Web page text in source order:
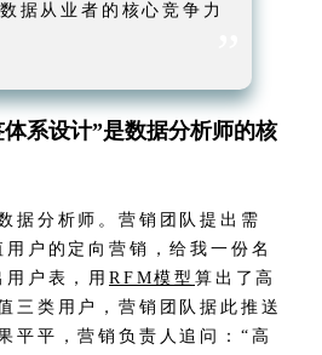
据从业者的核心竞争力
系设计”是数据分析师的核
据分析师。营销团队提出需
户的定向营销，给我一份名
用户表，用RFM模型算出了高
三类用户，营销团队据此推送
平平，营销负责人追问：“高